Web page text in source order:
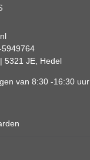
5321 JE, Hedel
van 8:30 -16:30 uur